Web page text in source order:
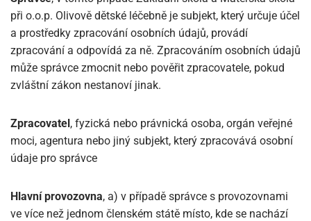
při o.o.p. Olivově dětské léčebně je subjekt, který určuje účel
a prostředky zpracování osobních údajů, provádí
zpracování a odpovídá za ně. Zpracováním osobních údajů
může správce zmocnit nebo pověřit zpracovatele, pokud
zvláštní zákon nestanoví jinak.
Zpracovatel, fyzická nebo právnická osoba, orgán veřejné
moci, agentura nebo jiný subjekt, který zpracovává osobní
údaje pro správce
Hlavní provozovna, a) v případě správce s provozovnami
ve více než jednom členském státě místo, kde se nachází